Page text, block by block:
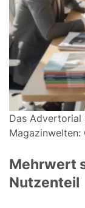
Das Advertorial
Mehrwert
Nutzenteil